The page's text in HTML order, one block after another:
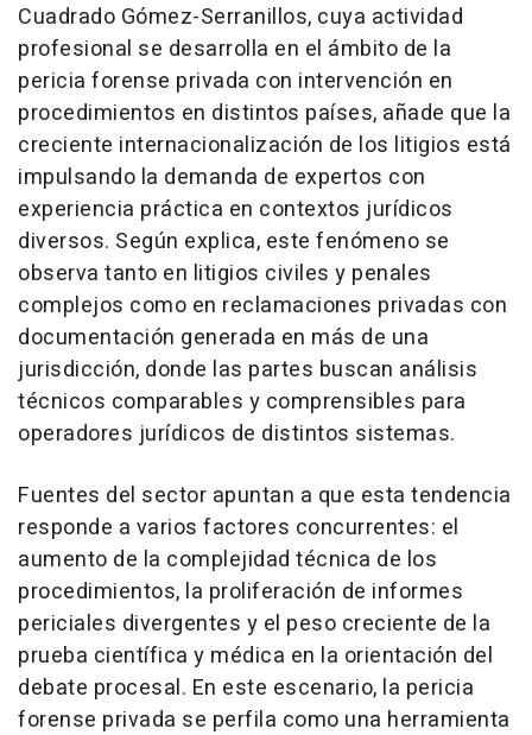
Cuadrado Gómez-Serranillos, cuya actividad
profesional se desarrolla en el ámbito de la
pericia forense privada con intervención en
procedimientos en distintos países, añade que la
creciente internacionalización de los litigios está
impulsando la demanda de expertos con
experiencia práctica en contextos jurídicos
diversos. Según explica, este fenómeno se
observa tanto en litigios civiles y penales
complejos como en reclamaciones privadas con
documentación generada en más de una
jurisdicción, donde las partes buscan análisis
técnicos comparables y comprensibles para
operadores jurídicos de distintos sistemas.
Fuentes del sector apuntan a que esta tendencia
responde a varios factores concurrentes: el
aumento de la complejidad técnica de los
procedimientos, la proliferación de informes
periciales divergentes y el peso creciente de la
prueba científica y médica en la orientación del
debate procesal. En este escenario, la pericia
forense privada se perfila como una herramienta